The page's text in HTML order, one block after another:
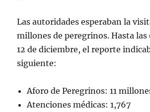
Las autoridades esperaban la
millones de peregrinos. Hasta las
12 de diciembre, el reporte
siguiente:
Aforo de Peregrinos: 11
Atenciones médicas: 1,767